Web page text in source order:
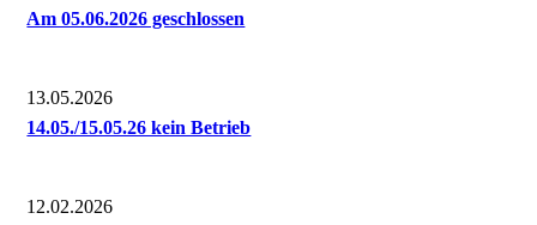
Am 05.06.2026 geschlossen
13.05.2026
14.05./15.05.26 kein Betrieb
12.02.2026